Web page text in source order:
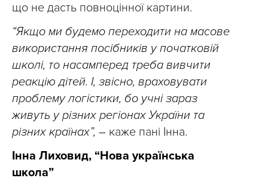
що не дасть повноцінної картини.
“Якщо ми будемо переходити на масове
використання посібників у початковій
школі, то насамперед треба вивчити
реакцію дітей. І, звісно, враховувати
проблему логістики, бо учні зараз
живуть у різних регіонах України та
різних країнах”, – каже пані Інна.
Інна Лиховид, “Нова українська
школа”